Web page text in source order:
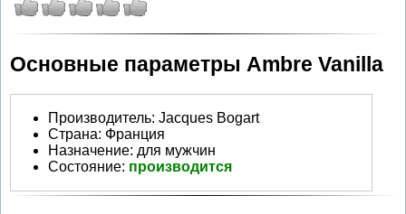
Основные параметры Ambre Vanilla
Производитель: Jacques Bogart
Страна: Франция
Назначение: для мужчин
Состояние: производится